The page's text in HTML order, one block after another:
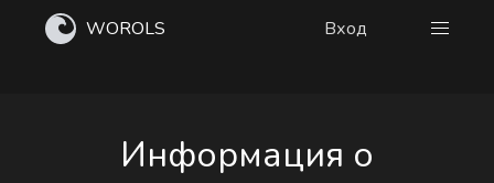
WOROLS Вход
Информация о